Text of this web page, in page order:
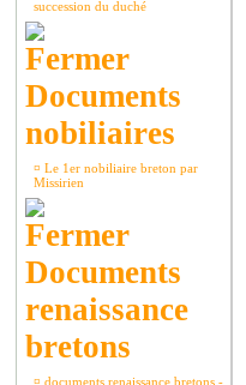
succession du duché
Documents
nobiliaires
¤ Le 1er nobiliaire breton par
Missirien
Documents
renaissance
bretons
¤ documents renaissance bretons -